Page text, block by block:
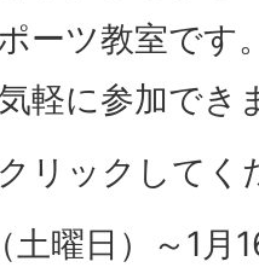
ーツ教室です
軽に参加でき
リックしてく
土曜日）～1月